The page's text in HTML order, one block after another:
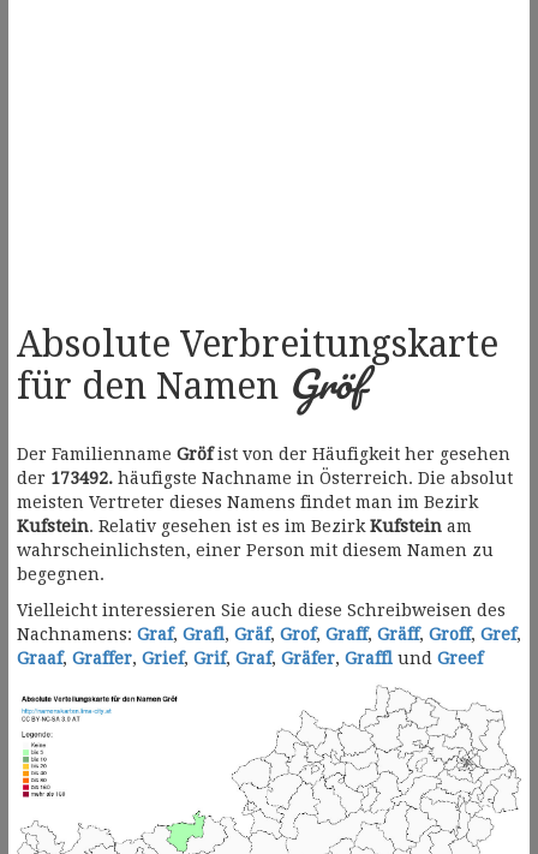
Absolute Verbreitungskarte
für den Namen Gröf
Der Familienname Gröfist von der Häufigkeit her gesehen
der 173492. häufigste Nachname in Österreich. Die absolut
meisten Vertreter dieses Namens findet man im Bezirk
Kufstein. Relativ gesehen ist es im Bezirk Kufstein am
wahrscheinlichsten, einer Person mit diesem Namen zu
begegnen.
Vielleicht interessieren Sie auch diese Schreibweisen des
Nachnamens: Graf, Grafl, Gräf, Grof, Graff, Gräff, Groff, Gref,
Graaf, Graffer, Grief, Grif, Graf, Gräfer, Graffl und Greef